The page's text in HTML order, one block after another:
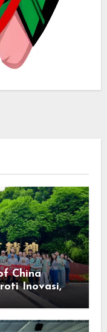
China
Inovasi,